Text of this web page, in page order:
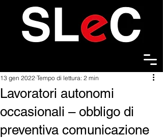
Lavoratori autonomi
occasionali – obbligo di
preventiva comunicazione
13 gen 2022 Tempo di lettura: 2 min